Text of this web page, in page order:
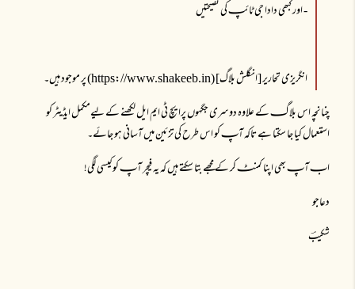
- اور کبھی دادا جی ٹائپـ کی نصیحتیں
انگریزی تحاریر [انگلش بلاگ] (https://www.shakeeb.in) پر موجود ہیں۔
چنانچہ اس بلاگـ کے علاوہ دوسری جگہوں پرایچ ٹی ایم ایل لکھنے کے لیےمکمل ایڈیٹر کو
استعمال کیا جا سکتا ہے تاکہ آپـ کو اس طرح کی تزئین میں آسانی ہو جائے۔
ابـ آپـ بھی اپنا کمنٹـ کر کے مجھے بتا سکتے ہیں کہ یہ فیچر آپـ کو کیسی لگی!
دعاجو
شکیبؔ